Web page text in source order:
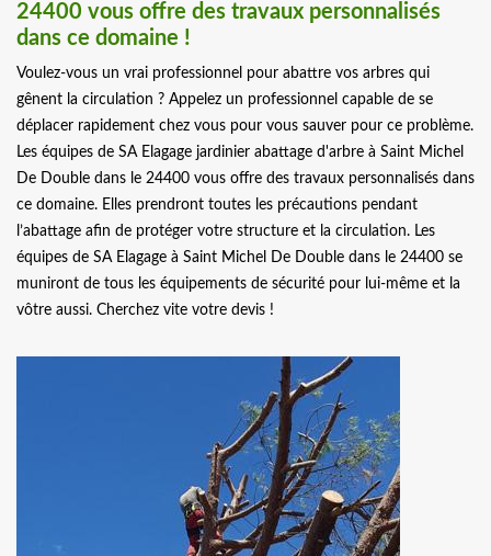
24400 vous offre des travaux personnalisés
dans ce domaine !
Voulez-vous un vrai professionnel pour abattre vos arbres qui
gênent la circulation ? Appelez un professionnel capable de se
déplacer rapidement chez vous pour vous sauver pour ce problème.
Les équipes de SA Elagage jardinier abattage d'arbre à Saint Michel
De Double dans le 24400 vous offre des travaux personnalisés dans
ce domaine. Elles prendront toutes les précautions pendant
l’abattage afin de protéger votre structure et la circulation. Les
équipes de SA Elagage à Saint Michel De Double dans le 24400 se
muniront de tous les équipements de sécurité pour lui-même et la
vôtre aussi. Cherchez vite votre devis !